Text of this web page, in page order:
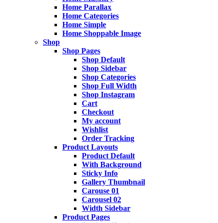
Home Parallax
Home Categories
Home Simple
Home Shoppable Image
Shop
Shop Pages
Shop Default
Shop Sidebar
Shop Categories
Shop Full Width
Shop Instagram
Cart
Checkout
My account
Wishlist
Order Tracking
Product Layouts
Product Default
With Background
Sticky Info
Gallery Thumbnail
Carouse 01
Carousel 02
Width Sidebar
Product Pages